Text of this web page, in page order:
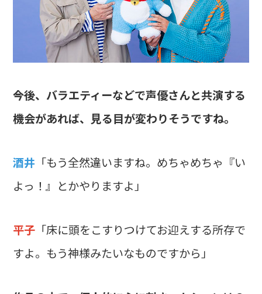
――今後、バラエティーなどで声優さんと共演する
機会があれば、見る目が変わりそうですね。
酒井 「もう全然違いますね。めちゃめちゃ『い
よっ！』とかやりますよ」
平子 「床に頭をこすりつけてお迎えする所存で
すよ。もう神様みたいなものですから」